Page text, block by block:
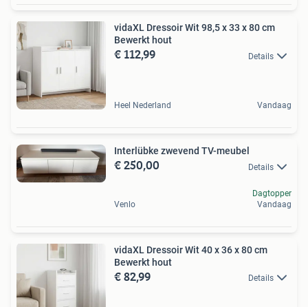
vidaXL Dressoir Wit 98,5 x 33 x 80 cm
Bewerkt hout
€ 112,99 Details
Heel Nederland Vandaag
Interlübke zwevend TV-meubel
€ 250,00 Details
Venlo
Dagtopper
Vandaag
vidaXL Dressoir Wit 40 x 36 x 80 cm
Bewerkt hout
€ 82,99 Details